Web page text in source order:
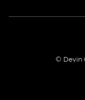
© Devin